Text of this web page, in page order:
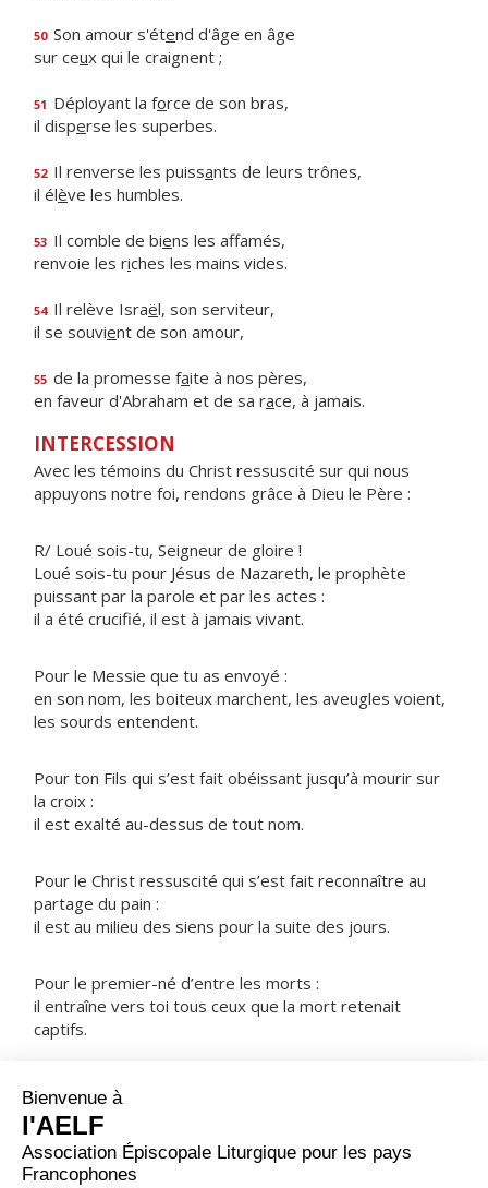
50 Son amour s'étend d'âge en âge
sur ceux qui le craignent ;
51 Déployant la force de son bras,
il disperse les superbes.
52 Il renverse les puissants de leurs trônes,
il élève les humbles.
53 Il comble de biens les affamés,
renvoie les riches les mains vides.
54 Il relève Israël, son serviteur,
il se souvient de son amour,
55 de la promesse faite à nos pères,
en faveur d'Abraham et de sa race, à jamais.
INTERCESSION
Avec les témoins du Christ ressuscité sur qui nous
appuyons notre foi, rendons grâce à Dieu le Père :
R/ Loué sois-tu, Seigneur de gloire !
Loué sois-tu pour Jésus de Nazareth, le prophète
puissant par la parole et par les actes :
il a été crucifié, il est à jamais vivant.
Pour le Messie que tu as envoyé :
en son nom, les boiteux marchent, les aveugles voient,
les sourds entendent.
Pour ton Fils qui s’est fait obéissant jusqu’à mourir sur
la croix :
il est exalté au-dessus de tout nom.
Pour le Christ ressuscité qui s’est fait reconnaître au
partage du pain :
il est au milieu des siens pour la suite des jours.
Pour le premier-né d’entre les morts :
il entraîne vers toi tous ceux que la mort retenait
captifs.
NOTRE PÈRE
ORAISON
Dieu qui as relevé le monde par les abaissements de